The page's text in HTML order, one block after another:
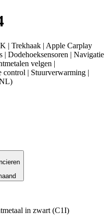
| Trekhaak | Apple Carplay
| Dodehoeksensoren | Navigatie
velgen |
control | Stuurverwarming |
in zwart (C1I)